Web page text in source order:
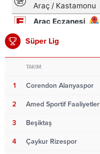
Süper Lig
TAKIM
1 Corendon Alanyaspor
2 Amed Sportif Faaliyetler
3 Beşiktaş
4 Çaykur Rizespor